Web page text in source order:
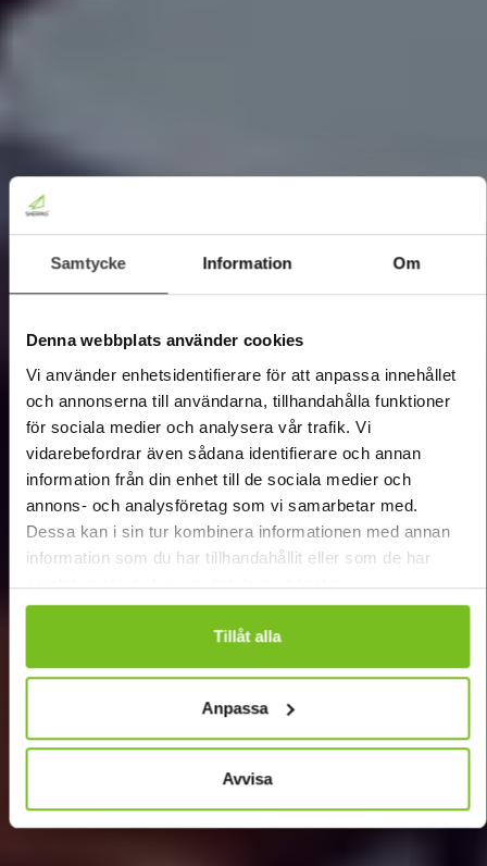
Samtycke Information Om
Denna webbplats använder cookies
Vi använder enhetsidentifierare för att anpassa innehållet
och annonserna till användarna, tillhandahålla funktioner
för sociala medier och analysera vår trafik. Vi
vidarebefordrar även sådana identifierare och annan
information från din enhet till de sociala medier och
annons- och analysföretag som vi samarbetar med.
Dessa kan i sin tur kombinera informationen med annan
information som du har tillhandahållit eller som de har
samlat in när du har använt deras tjänster.
Tillåt alla
Anpassa
Avvisa
Nya vägvisare på Sherpas